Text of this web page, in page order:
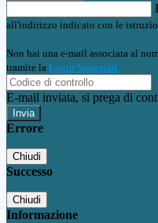
all'indirizzo indicato con le
Non hai una e-mail associata al
tramite la Login Spaggiari
E-mail inviata, si prega di
Errore
Chiudi
Successo
Chiudi
Informazione